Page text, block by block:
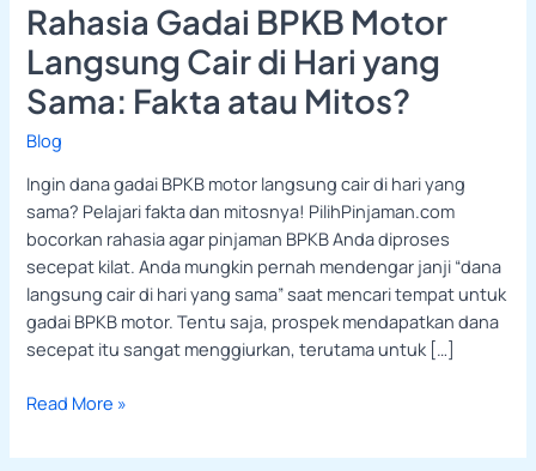
Rahasia Gadai BPKB Motor
Langsung Cair di Hari yang
Sama: Fakta atau Mitos?
Blog
Ingin dana gadai BPKB motor langsung cair di hari yang
sama? Pelajari fakta dan mitosnya! PilihPinjaman.com
bocorkan rahasia agar pinjaman BPKB Anda diproses
secepat kilat. Anda mungkin pernah mendengar janji “dana
langsung cair di hari yang sama” saat mencari tempat untuk
gadai BPKB motor. Tentu saja, prospek mendapatkan dana
secepat itu sangat menggiurkan, terutama untuk […]
Read More »